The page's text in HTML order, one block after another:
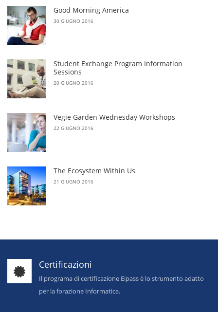
Good Morning America
30 GIUGNO 2016
Student Exchange Program Information
Sessions
20 GIUGNO 2016
Vegie Garden Wednesday Workshops
22 GIUGNO 2016
The Ecosystem Within Us
21 GIUGNO 2016
Certificazioni
Il programa di certificazione Eipass è lo strumento adatto
per la forazione Informatica.